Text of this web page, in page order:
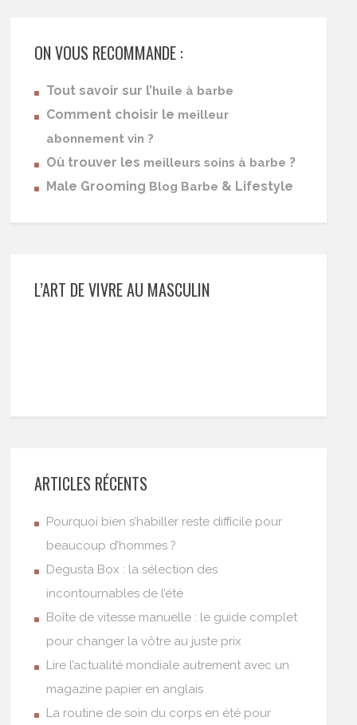
ON VOUS RECOMMANDE :
Tout savoir sur l’huile à barbe
Comment choisir le meilleur
abonnement vin ?
Où trouver les meilleurs soins à barbe ?
Male Grooming Blog Barbe & Lifestyle
L’ART DE VIVRE AU MASCULIN
ARTICLES RÉCENTS
Pourquoi bien s’habiller reste difficile pour
beaucoup d’hommes ?
Degusta Box : la sélection des
incontournables de l’été
Boîte de vitesse manuelle : le guide complet
pour changer la vôtre au juste prix
Lire l’actualité mondiale autrement avec un
magazine papier en anglais
La routine de soin du corps en été pour